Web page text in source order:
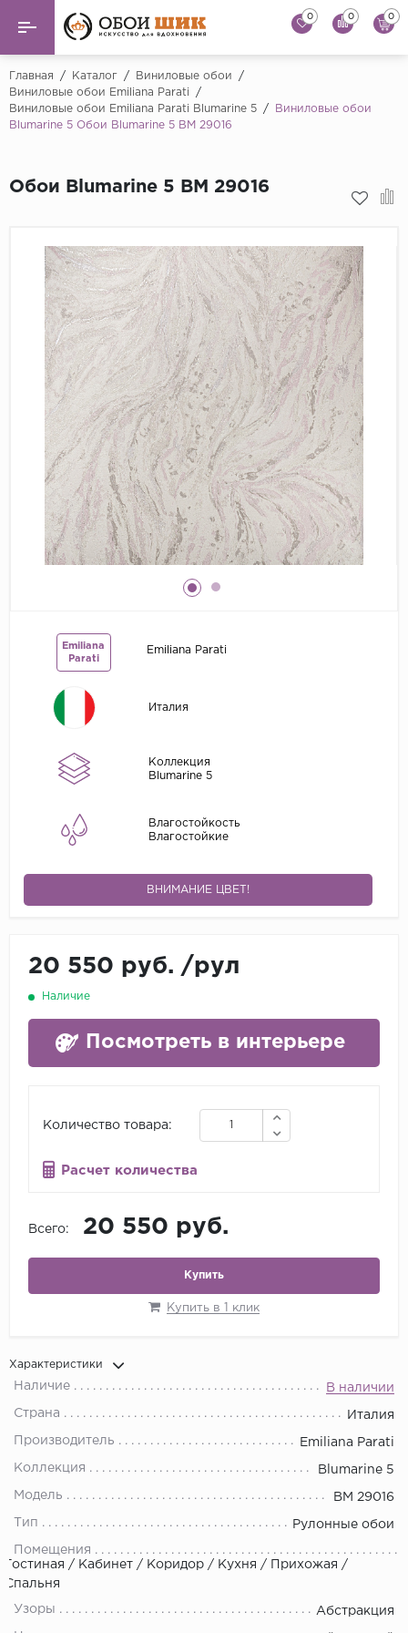
Назад
Виниловые обои ...
Artsimple
Bernardo
Cristiana Masi
Decori Decori
...
Emiliana Parati
Fipar
Grandeco
Kerama Marazzi
Marburg
..
Prima Italiana
Флоковые обои
Обои панно
Обои под покраску
Краска
0 0 0
Главная / Каталог / Виниловые обои
/
Виниловые обои Emiliana Parati
/
Виниловые обои Emiliana Parati Blumarine 5
/
Виниловые обои
Blumarine 5 Обои Blumarine 5 BM 29016
Обои Blumarine 5 BM 29016
Emiliana
Parati
Emiliana Parati
Италия
Коллекция
Blumarine 5
Влагостойкость
Влагостойкие
ВНИМАНИЕ ЦВЕТ!
20 550 руб. /рул
Наличие
Посмотреть в интерьере
Количество товара:
Расчет количества
Всего: 20 550 руб.
Купить
Купить в 1 клик
Характеристики
Наличие В наличии
Страна Италия
Производитель Emiliana Parati
Коллекция Blumarine 5
Модель BM 29016
Тип Рулонные обои
Помещения
Гостиная / Кабинет / Коридор / Кухня / Прихожая /
Спальня
Узоры Абстракция